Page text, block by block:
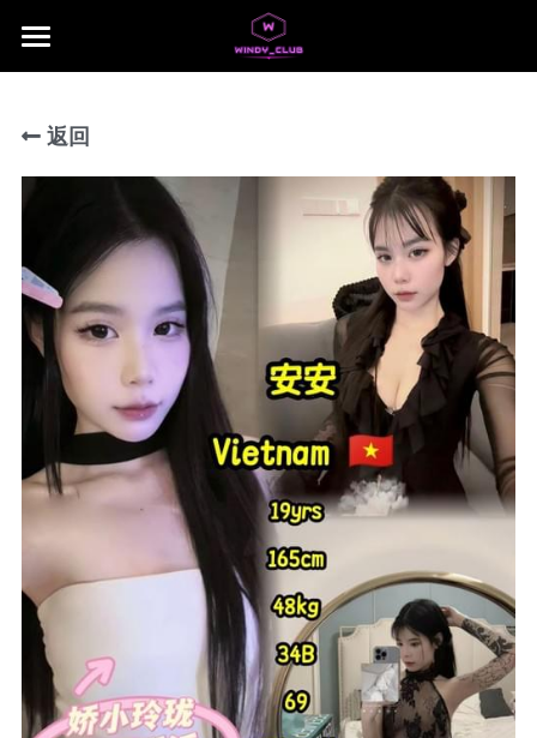
主页
jb area
所有商品分类
Local Taiwan Japan
NUSA 1
NUSA 3
NUSA 4
BUKIT INDAH 1
BUKIT INDAH 2
BUKIT INDAH 3
Download App
返回
商品分类
所有商品分类